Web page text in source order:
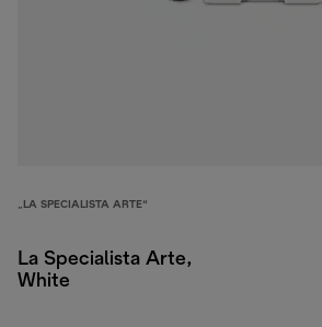
„LA SPECIALISTA ARTE“
La Specialista Arte,
White